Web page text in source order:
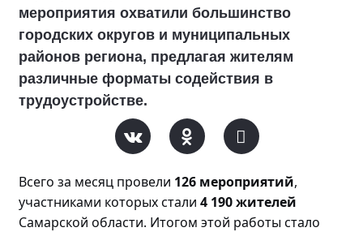
мероприятия охватили большинство
городских округов и муниципальных
районов региона, предлагая жителям
различные форматы содействия в
трудоустройстве.
Всего за месяц провели 126 мероприятий,
участниками которых стали 4 190 жителей
Самарской области. Итогом этой работы стало